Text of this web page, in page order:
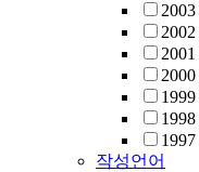
2003
2002
2001
2000
1999
1998
1997
작성언어